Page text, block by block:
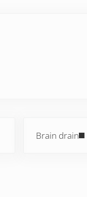
Brain drain